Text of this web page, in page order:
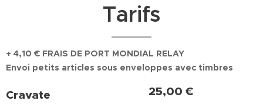
Tarifs
+ 4,10 € FRAIS DE PORT MONDIAL RELAY
Envoi petits articles sous enveloppes avec timbres
Cravate
25,00 €